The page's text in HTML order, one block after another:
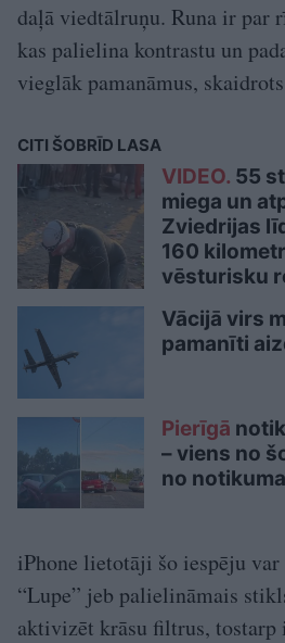
daļā viedtālruņu. Runa ir par
kas palielina kontrastu un
vieglāk pamanāmus,
CITI ŠOBRĪD LASA
VIDEO. 55
miega un
Zviedrijas
160
vēsturisku
Vācijā virs
pamanīti
Pierīgā
– viens no
no
iPhone lietotāji šo iespēju
“Lupe” jeb palielināmais
aktivizēt krāsu filtrus, tostarp